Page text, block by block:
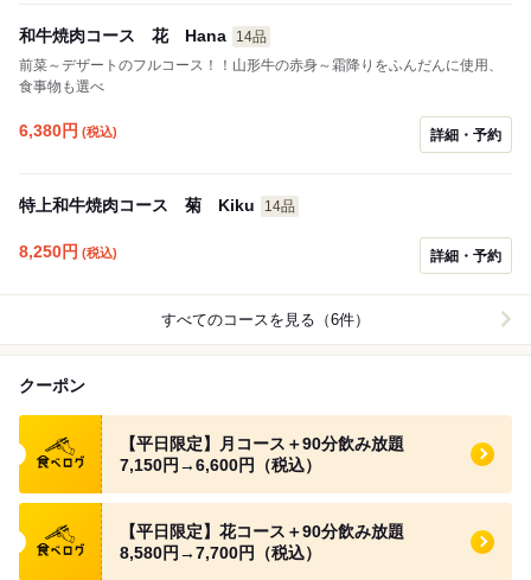
和牛焼肉コース 花 Hana
14品
前菜～デザートのフルコース！！山形牛の赤身～霜降りをふんだんに使用、
食事物も選べ
6,380円 (税込) 詳細・予約
特上和牛焼肉コース 菊 Kiku 14品
8,250円 (税込) 詳細・予約
すべてのコースを見る（6件）
クーポン
食べログ クーポン
【平日限定】月コース＋90分飲み放題
7,150円→6,600円（税込）
食べログ クーポン
【平日限定】花コース＋90分飲み放題
8,580円→7,700円（税込）